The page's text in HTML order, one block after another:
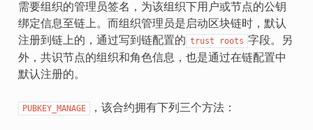
需要组织的管理员签名，为该组织下用户或节点的公钥
绑定信息至链上。而组织管理员是启动区块链时，默认
注册到链上的，通过写到链配置的 trust roots 字段。另
外，共识节点的组织和角色信息，也是通过在链配置中
默认注册的。
PUBKEY_MANAGE ，该合约拥有下列三个方法：